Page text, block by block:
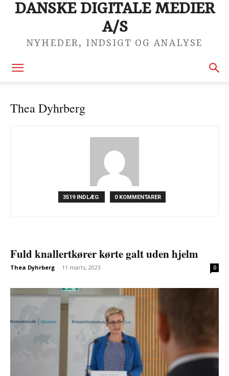
DANSKE DIGITALE MEDIER
A/S
NYHEDER, INDSIGT OG ANALYSE
Thea Dyhrberg
3519 INDLÆG 0 KOMMENTARER
Fuld knallertkører kørte galt uden hjelm
Thea Dyhrberg - 11 marts, 2023 0